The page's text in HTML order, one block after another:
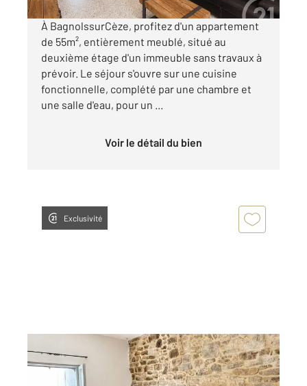
À BagnolssurCèze, profitez d'un appartement
de 55m², entièrement meublé, situé au
deuxième étage d'un immeuble sans travaux à
prévoir. Le séjour s'ouvre sur une cuisine
fonctionnelle, complété par une chambre et
une salle d'eau, pour un ...
Voir le détail du bien
Exclusivité
BAGNOLS SUR CEZE 30
20,30 m2, 1 pièce
Ref : 9118